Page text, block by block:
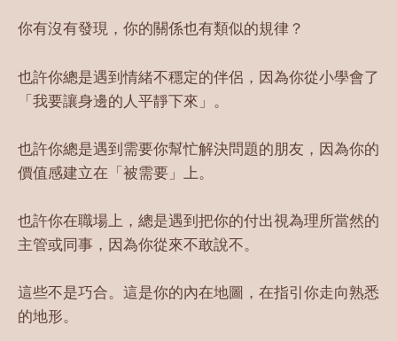
你有沒有發現，你的關係也有類似的規律？
也許你總是遇到情緒不穩定的伴侶，因為你從小學會了
「我要讓身邊的人平靜下來」。
也許你總是遇到需要你幫忙解決問題的朋友，因為你的
價值感建立在「被需要」上。
也許你在職場上，總是遇到把你的付出視為理所當然的
主管或同事，因為你從來不敢說不。
這些不是巧合。這是你的內在地圖，在指引你走向熟悉
的地形。